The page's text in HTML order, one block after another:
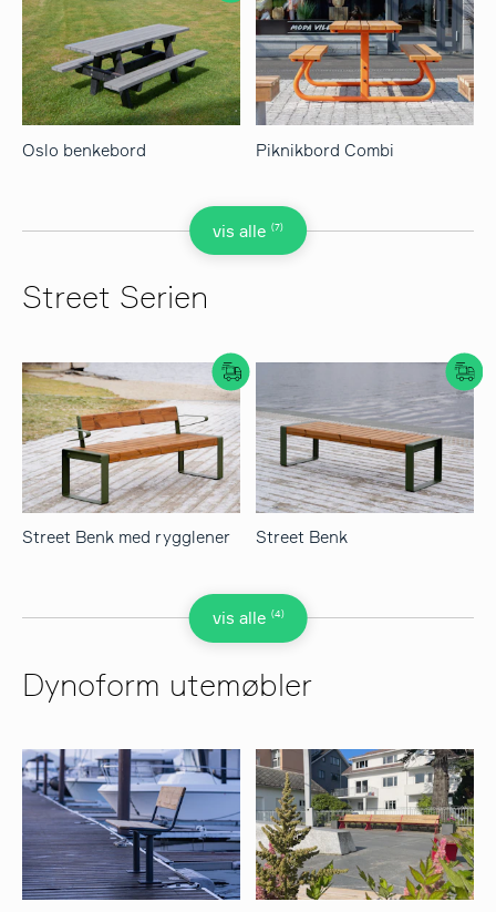
vis alle (7)
Oslo benkebord Piknikbord Combi
Street Serien
vis alle (4)
Street Benk med rygglener Street Benk
Dynoform utemøbler